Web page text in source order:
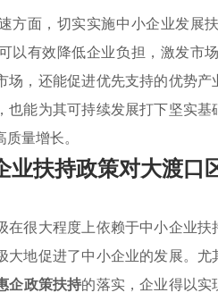
方面，切实实施中小企业发展
以有效降低企业负担，激发市
场，还能促进优先支持的优势
也能为其可持续发展打下坚实
量增长。
业扶持政策对大渡口
在很大程度上依赖于中小企业
大地促进了中小企业的发展。尤
企政策扶持的落实，企业得以